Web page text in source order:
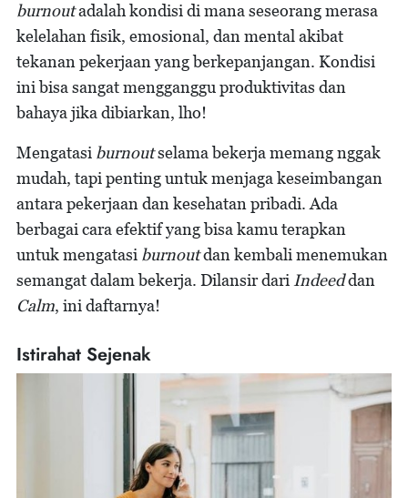
burnoutadalah kondisi di mana seseorang merasa
kelelahan fisik, emosional, dan mental akibat
tekanan pekerjaan yang berkepanjangan. Kondisi
ini bisa sangat mengganggu produktivitas dan
bahaya jika dibiarkan, lho!
Mengatasi burnoutselama bekerja memang nggak
mudah, tapi penting untuk menjaga keseimbangan
antara pekerjaan dan kesehatan pribadi. Ada
berbagai cara efektif yang bisa kamu terapkan
untuk mengatasi burnoutdan kembali menemukan
semangat dalam bekerja. Dilansir dari Indeeddan
Calm, ini daftarnya!
Istirahat Sejenak